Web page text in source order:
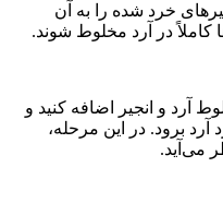
شده را به آن
در آرد مخلوط شوند.
انجیر اضافه کنید و
در این مرحله،